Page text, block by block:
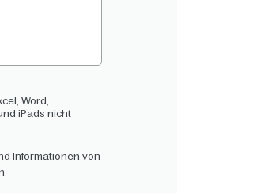
Word,
iPads nicht
Informationen von